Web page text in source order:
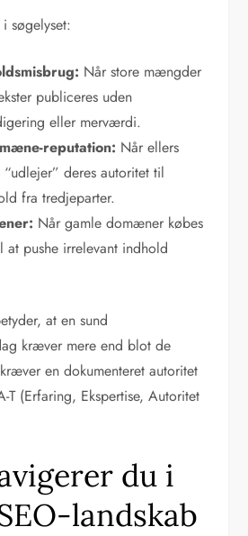
søgelyset:
Når store mængder
publiceres uden
eller merværdi.
reputation: Når ellers
deres autoritet til
fra tredjeparter.
Når gamle domæner købes
at pushe irrelevant indhold
at en sund
kræver mere end blot de
en dokumenteret autoritet
T (Erfaring, Ekspertise, Autoritet
du i
landskab